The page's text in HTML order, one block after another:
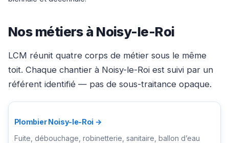
Nos métiers à Noisy-le-Roi
LCM réunit quatre corps de métier sous le même
toit. Chaque chantier à Noisy-le-Roi est suivi par un
référent identifié — pas de sous-traitance opaque.
Plombier Noisy-le-Roi →
Fuite, débouchage, robinetterie, sanitaire, ballon d’eau